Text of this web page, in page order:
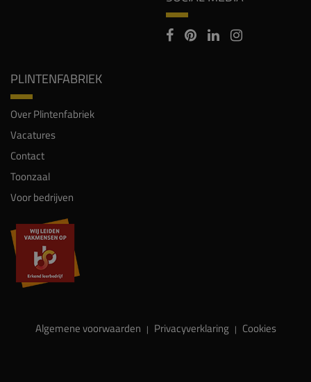
PLINTENFABRIEK
Over Plintenfabriek
Vacatures
Contact
Toonzaal
Voor bedrijven
Algemene voorwaarden | Privacyverklaring | Cookies